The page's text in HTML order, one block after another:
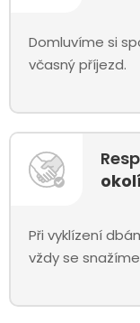
Domluvíme si
včasný příjezd.
okolí
Při vyklízení
vždy se